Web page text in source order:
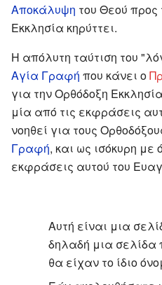
Αποκάλυψη του Θεού προς
Εκκλησία κηρύττει.
Η απόλυτη ταύτιση του
Αγία Γραφή που κάνει ο
για την Ορθόδοξη
μία από τις εκφράσεις
νοηθεί για τους
Γραφή, και ως ισόκυρη με
εκφράσεις αυτού του
Αυτή είναι μια
δηλαδή μια σελίδα
θα είχαν το ίδιο